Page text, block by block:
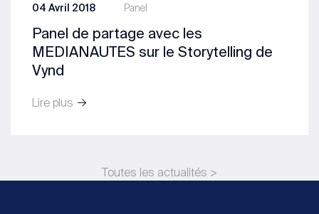
Panel
04 Avril 2018
Panel de partage avec les
MEDIANAUTES sur le Storytelling de
Vynd
Lire plus
Toutes les actualités >